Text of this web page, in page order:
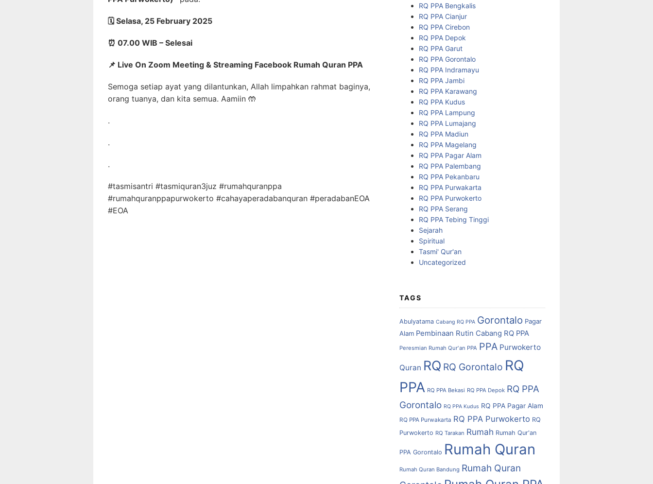
🗓️ Selasa, 25 February 2025
⏰ 07.00 WIB – Selesai
📌 Live On Zoom Meeting & Streaming Facebook Rumah Quran PPA
Semoga setiap ayat yang dilantunkan, Allah limpahkan rahmat baginya,
orang tuanya, dan kita semua. Aamiin 🤲
.
.
.
#tasmisantri #tasmiquran3juz #rumahquranppa
#rumahquranppapurwokerto #cahayaperadabanquran #peradabanEOA
#EOA
RQ PPA Bengkalis
RQ PPA Cianjur
RQ PPA Cirebon
RQ PPA Depok
RQ PPA Garut
RQ PPA Gorontalo
RQ PPA Indramayu
RQ PPA Jambi
RQ PPA Karawang
RQ PPA Kudus
RQ PPA Lampung
RQ PPA Lumajang
RQ PPA Madiun
RQ PPA Magelang
RQ PPA Pagar Alam
RQ PPA Palembang
RQ PPA Pekanbaru
RQ PPA Purwakarta
RQ PPA Purwokerto
RQ PPA Serang
RQ PPA Tebing Tinggi
Sejarah
Spiritual
Tasmi' Qur'an
Uncategorized
TAGS
Abulyatama Cabang RQ PPA Gorontalo Pagar
Alam Pembinaan Rutin Cabang RQ PPA
Peresmian Rumah Qur'an PPA PPA Purwokerto
Quran RQ RQ Gorontalo RQ
PPA RQ PPA Bekasi RQ PPA Depok RQ PPA
Gorontalo RQ PPA Kudus RQ PPA Pagar Alam
RQ PPA Purwakarta RQ PPA Purwokerto RQ
Purwokerto RQ Tarakan Rumah Rumah Qur'an
PPA Gorontalo Rumah Quran
Rumah Quran Bandung Rumah Quran